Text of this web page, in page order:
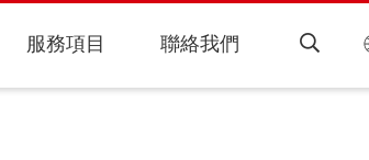
服務項目 聯絡我們